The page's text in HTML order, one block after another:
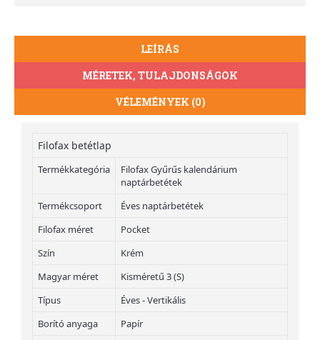
LEÍRÁS
MÉRETEK, TULAJDONSÁGOK
VÉLEMÉNYEK (0)
Filofax betétlap
Termékkategória
Filofax Gyűrűs kalendárium
naptárbetétek
Termékcsoport
Éves naptárbetétek
Filofax méret
Pocket
Szín
Krém
Magyar méret
Kisméretű 3 (S)
Típus
Éves - Vertikális
Borító anyaga
Papír